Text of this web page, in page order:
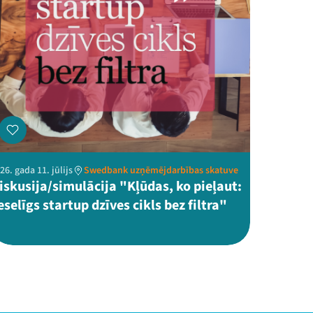
gada 11. jūlijs Swedbank uzņēmējdarbības skatuve
simulācija "Kļūdas, ko pieļaut:
startup dzīves cikls bez filtra"